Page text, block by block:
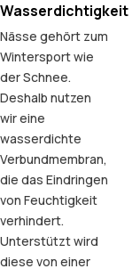
Wasserdichtigkeit
Nässe gehört zum
Wintersport wie
der Schnee.
Deshalb nutzen
wir eine
wasserdichte
Verbundmembran,
die das Eindringen
von Feuchtigkeit
verhindert.
Unterstützt wird
diese von einer